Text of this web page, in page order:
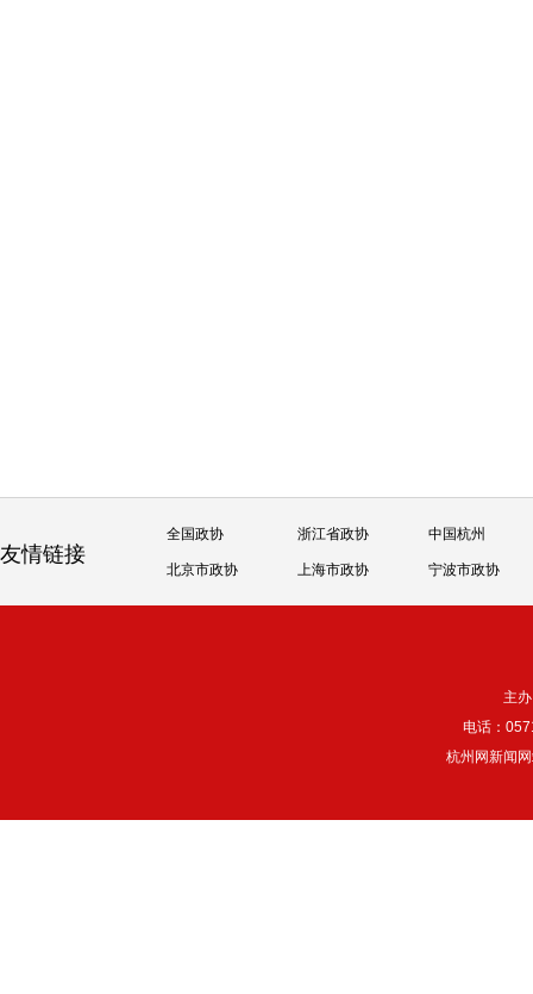
友情链接
全国政协 浙江省政协 中国杭州
北京市政协 上海市政协 宁波市政协
主
电话：
杭州网新闻